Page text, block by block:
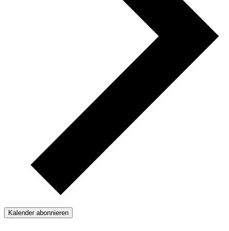
Kalender abonnieren